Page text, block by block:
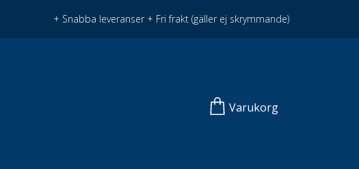
+ Snabba leveranser + Fri frakt (gäller ej skrymmande)
Varukorg